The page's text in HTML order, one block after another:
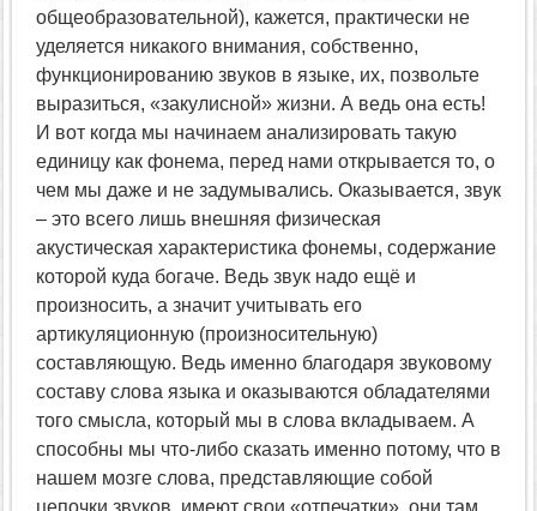
общеобразовательной), кажется, практически не
уделяется никакого внимания, собственно,
функционированию звуков в языке, их, позвольте
выразиться, «закулисной» жизни. А ведь она есть!
И вот когда мы начинаем анализировать такую
единицу как фонема, перед нами открывается то, о
чем мы даже и не задумывались. Оказывается, звук
– это всего лишь внешняя физическая
акустическая характеристика фонемы, содержание
которой куда богаче. Ведь звук надо ещё и
произносить, а значит учитывать его
артикуляционную (произносительную)
составляющую. Ведь именно благодаря звуковому
составу слова языка и оказываются обладателями
того смысла, который мы в слова вкладываем. А
способны мы что-либо сказать именно потому, что в
нашем мозге слова, представляющие собой
цепочки звуков, имеют свои «отпечатки», они там